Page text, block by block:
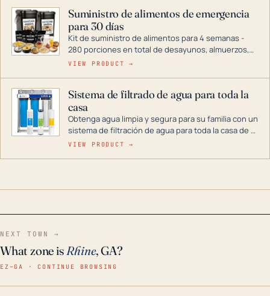
combustible dual, con una gama completa que
abarca desde inversores digitales hasta
generadores que pueden alimentar toda su casa.
Suministro de alimentos de emergencia
para 30 días
Kit de suministro de alimentos para 4 semanas -
280 porciones en total de desayunos, almuerzos,
cenas y postres. Se puede almacenar durante
VIEW PRODUCT →
Sistema de filtrado de agua para toda la
casa
Obtenga agua limpia y segura para su familia con un
sistema de filtración de agua para toda la casa de 3
etapas. La tecnología avanzada de este filtro
en situaciones de emergencia.
VIEW PRODUCT →
NEXT TOWN →
What zone isRhine, GA?
EZ–GA · CONTINUE BROWSING